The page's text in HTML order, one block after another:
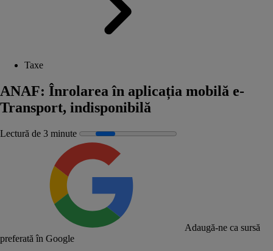
Taxe
ANAF: Înrolarea în aplicația mobilă e-
Transport, indisponibilă
Lectură de 3 minute
Adaugă-ne ca sursă
preferată în Google